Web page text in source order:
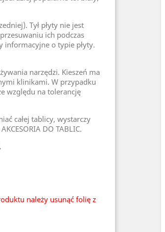
Tył płyty nie jest
ich podczas
o typie płyty.
narzędzi. Kieszeń ma
klinikami. W przypadku
względu na tolerancję
całej tablicy, wystarczy
DO TABLIC.
należy usunąć folię z